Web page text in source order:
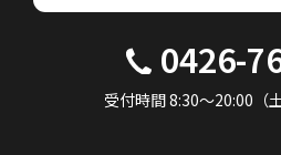
0426-
受付時間 8:30～20:00（